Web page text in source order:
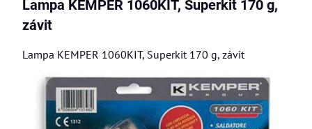
Lampa KEMPER 1060KIT, Superkit 170 g,
závit
Lampa KEMPER 1060KIT, Superkit 170 g, závit